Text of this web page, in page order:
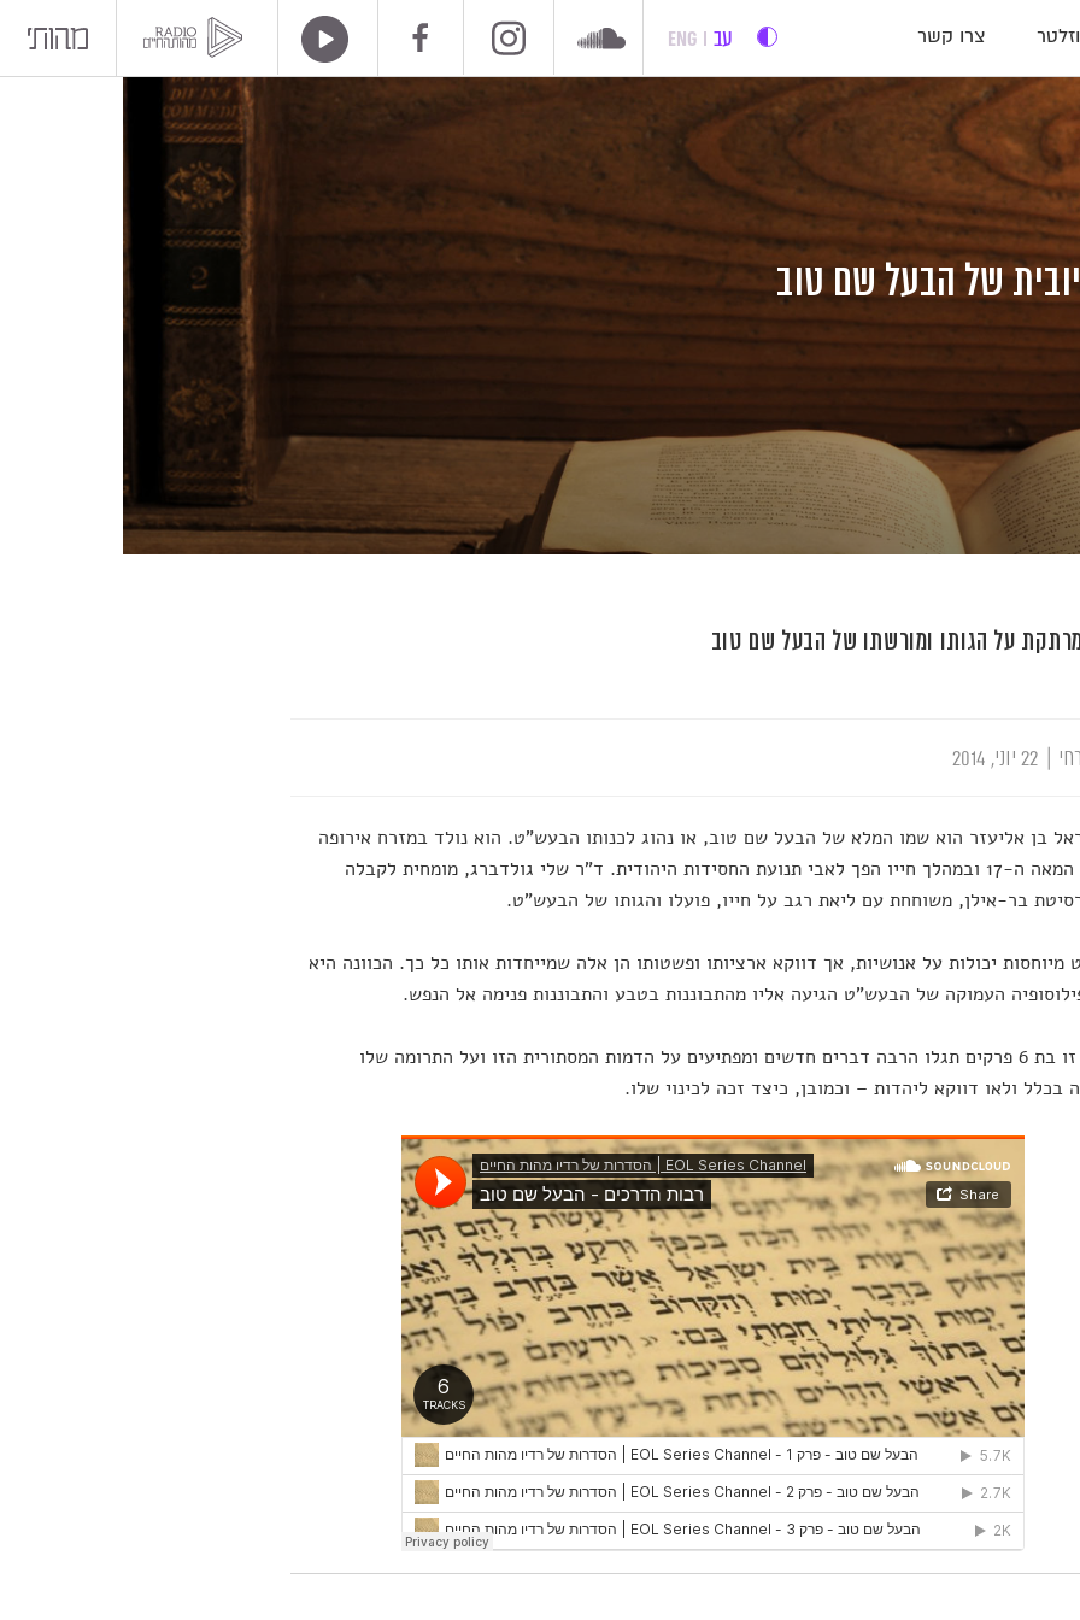
צרו קשר עב ENG
של הבעל שם טוב
על הגותו ומורשתו של הבעל שם טוב
בן אליעזר הוא שמו המלא של הבעל שם טוב, או נהוג לכנותו הבעש"ט. הוא נולד במזרח אירופה
של סוף המאה ה-17 ובמהלך חייו הפך לאבי תנועת החסידות היהודית. ד"ר שלי גולדברג, מומחית לקבלה
בר-אילן, משוחחת עם ליאת רגב על חייו, פועלו והגותו של הבעש"ט.
יכולות על אנושיות, אך דווקא ארציותו ופשטותו הן אלה שמייחדות אותו כל כך. הכוונה היא
העמוקה של הבעש"ט הגיעה אליו מהתבוננות בטבע והתבוננות פנימה אל הנפש.
בסדרה זו בת 6 פרקים תגלו הרבה דברים חדשים ומפתיעים על הדמות המסתורית הזו ועל התרומה שלו
בכלל ולאו דווקא ליהדות – וכמובן, כיצד זכה לכינוי שלו.